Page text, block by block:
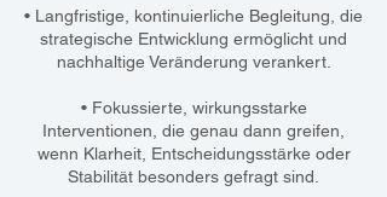
• Langfristige, kontinuierliche Begleitung, die
strategische Entwicklung ermöglicht und
nachhaltige Veränderung verankert.
• Fokussierte, wirkungsstarke
Interventionen, die genau dann greifen,
wenn Klarheit, Entscheidungsstärke oder
Stabilität besonders gefragt sind.